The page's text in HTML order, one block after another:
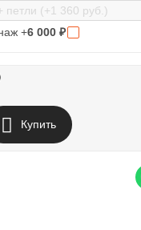
+6 000₽
Купить